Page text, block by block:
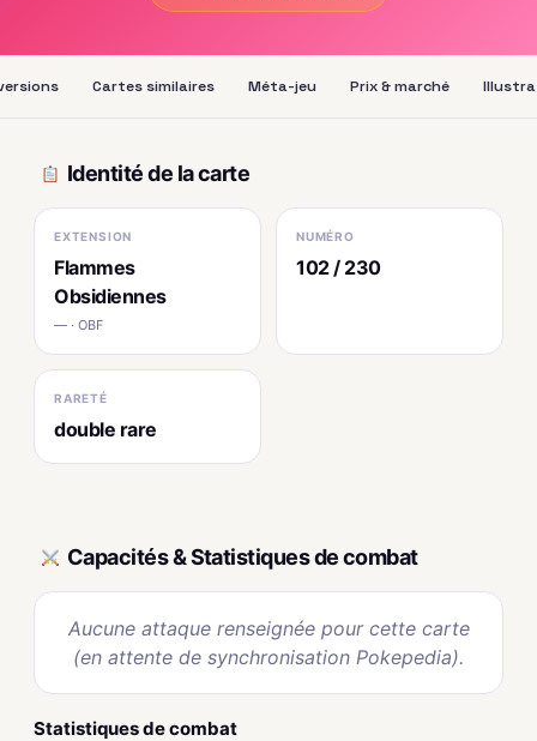
Cartes similaires Méta-jeu Prix & marché
Identité de la carte
EXTENSION
Flammes
Obsidiennes
— · OBF
NUMÉRO
102 / 230
RARETÉ
double rare
Capacités & Statistiques de combat
Aucune attaque renseignée pour cette carte
(en attente de synchronisation Pokepedia).
Statistiques de combat